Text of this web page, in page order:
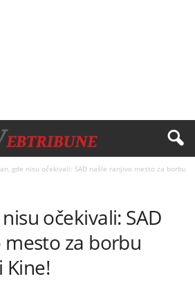
gde nisu očekivali: SAD našle ranjivo mesto za borbu
očekivali: SAD
za borbu
Kine!